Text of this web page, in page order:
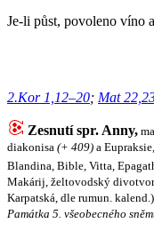
Je-li půst, povoleno víno
2.Kor 1,12–20; Mat
Zesnutí spr. Anny,
diakonisa (+ 409) a
Blandina, Bible, Vitta,
Makárij, želtovodský
Karpatská, dle rumun. kalend.)
Památka 5. všeobecného